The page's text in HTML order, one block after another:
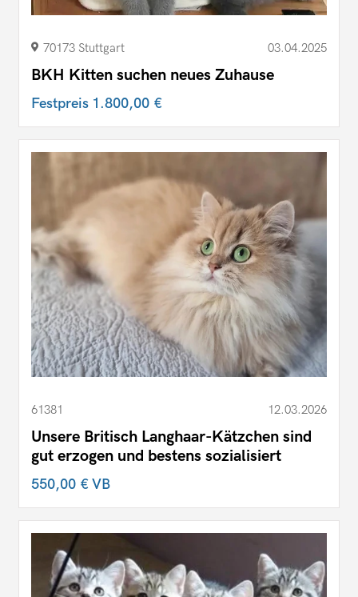
70173 Stuttgart 03.04.2025
BKH Kitten suchen neues Zuhause
Festpreis 1.800,00 €
61381 12.03.2026
Unsere Britisch Langhaar-Kätzchen sind
gut erzogen und bestens sozialisiert
550,00 €VB